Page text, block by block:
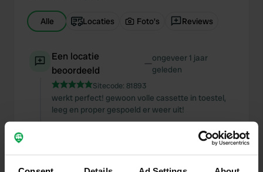
Alle Locaties Foto's Reviews
Een locatie
beoordeeld
—ongeveer 1 jaar
geleden
Sitecode: 81893
werkt perfect! gewoon volle cassette in toestel,
leeg en proper gespoeld er weer uit!
ongeveer 1 jaar